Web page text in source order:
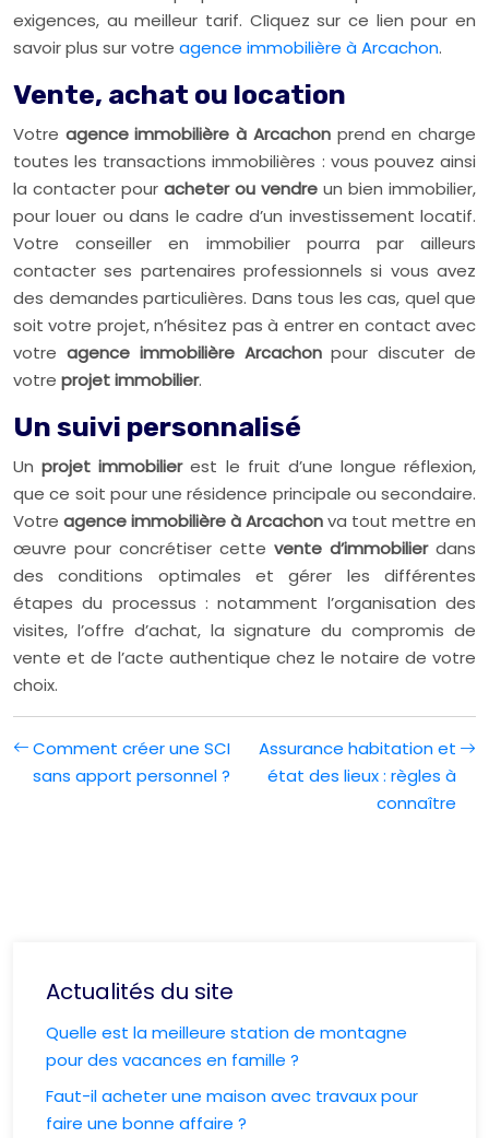
exigences, au meilleur tarif. Cliquez sur ce lien pour en
savoir plus sur votre agence immobilière à Arcachon.
Vente, achat ou location
Votre agence immobilière à Arcachonprend en charge
toutes les transactions immobilières : vous pouvez ainsi
la contacter pour acheter ou vendre un bien immobilier,
pour louer ou dans le cadre d’un investissement locatif.
Votre conseiller en immobilier pourra par ailleurs
contacter ses partenaires professionnels si vous avez
des demandes particulières. Dans tous les cas, quel que
soit votre projet, n’hésitez pas à entrer en contact avec
votre agence immobilière Arcachonpour discuter de
votre projet immobilier.
Un suivi personnalisé
Unprojet immobilierest le fruit d’une longue réflexion,
que ce soit pour une résidence principale ou secondaire.
Votre agence immobilière à Arcachonva tout mettre en
œuvre pour concrétiser cette vente d’immobilierdans
des conditions optimales et gérer les différentes
étapes du processus : notamment l’organisation des
visites, l’offre d’achat, la signature du compromis de
vente et de l’acte authentique chez le notaire de votre
choix.
Comment créer une SCI
sans apport personnel ?
Assurance habitation et
état des lieux : règles à
connaître
Actualités du site
Quelle est la meilleure station de montagne
pour des vacances en famille ?
Faut-il acheter une maison avec travaux pour
faire une bonne affaire ?